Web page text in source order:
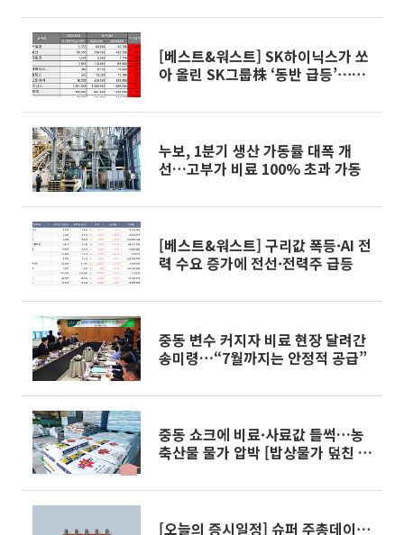
[베스트&워스트] SK하이닉스가 쏘
아 올린 SK그룹株 ‘동반 급등’⋯쏘
누보, 1분기 생산 가동률 대폭 개
선…고부가 비료 100% 초과 가동
[베스트&워스트] 구리값 폭등·AI 전
력 수요 증가에 전선·전력주 급등
중동 변수 커지자 비료 현장 달려간
송미령…“7월까지는 안정적 공급”
중동 쇼크에 비료·사료값 들썩…농
축산물 물가 압박 [밥상물가 덮친 중
[오늘의 증시일정] 슈퍼 주총데이⋯